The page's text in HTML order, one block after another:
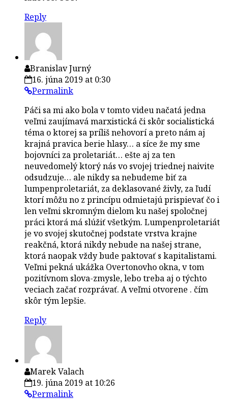
Reply
Branislav Jurný
16. júna 2019 at 0:30
Permalink
Páči sa mi ako bola v tomto videu načatá jedna
veľmi zaujímavá marxistická či skôr socialistická
téma o ktorej sa príliš nehovorí a preto nám aj
krajná pravica berie hlasy… a síce že my sme
bojovníci za proletariát… ešte aj za ten
neuvedomelý ktorý nás vo svojej triednej naivite
odsudzuje… ale nikdy sa nebudeme biť za
lumpenproletariát, za deklasované živly, za ľudí
ktorí môžu no z princípu odmietajú prispievať čo i
len veľmi skromným dielom ku našej spoločnej
práci ktorá má slúžiť všetkým. Lumpenproletariát
je vo svojej skutočnej podstate vrstva krajne
reakčná, ktorá nikdy nebude na našej strane,
ktorá naopak vždy bude paktovať s kapitalistami.
Veľmi pekná ukážka Overtonovho okna, v tom
pozitívnom slova-zmysle, lebo treba aj o týchto
veciach začať rozprávať. A veľmi otvorene . čím
skôr tým lepšie.
Reply
Marek Valach
19. júna 2019 at 10:26
Permalink